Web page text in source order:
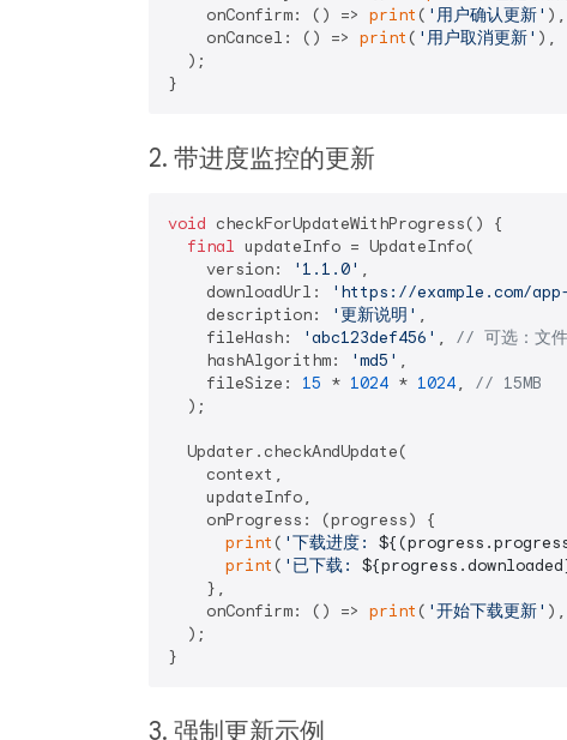
    onConfirm: () =>
print ( '用户确认更新' ),
    onCancel: () =>
print ( '用户取消更新' ),
  );
2. 带进度监控的更新
void checkForUpdateWithProgress() {
final updateInfo = UpdateInfo(
    version:
'1.1.0' ,
    downloadUrl:
'https://example.com/
    description:
'更新说明' ,
    fileHash:
'abc123def456' , // 可选：文件
    hashAlgorithm:
'md5' ,
    fileSize:
15 * 1024 * 1024, // 15MB
  );
  Updater.checkAndUpdate(
    context,
    updateInfo,
    onProgress: (progress) {
print ( '下载进度:
print ( '已下载:
    },
    onConfirm: () =>
print ( '开始下载更新' ),
  );
3. 强制更新示例